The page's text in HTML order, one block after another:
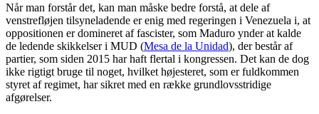
Når man forstår det, kan man måske bedre forstå, at dele af
venstrefløjen tilsyneladende er enig med regeringen i Venezuela i, at
oppositionen er domineret af fascister, som Maduro ynder at kalde
de ledende skikkelser i MUD (Mesa de la Unidad), der består af
partier, som siden 2015 har haft flertal i kongressen. Det kan de dog
ikke rigtigt bruge til noget, hvilket højesteret, som er fuldkommen
styret af regimet, har sikret med en række grundlovsstridige
afgørelser.